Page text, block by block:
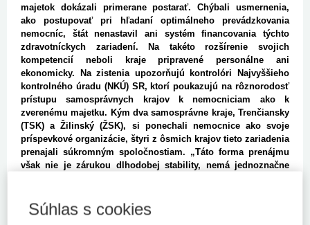
majetok dokázali primerane postarať. Chýbali usmernenia,
ako postupovať pri hľadaní optimálneho prevádzkovania
nemocníc, štát nenastavil ani systém financovania týchto
zdravotníckych zariadení. Na takéto rozšírenie svojich
kompetencií neboli kraje pripravené personálne ani
ekonomicky. Na zistenia upozorňujú kontrolóri Najvyššieho
kontrolného úradu (NKÚ) SR, ktorí poukazujú na rôznorodosť
prístupu samosprávnych krajov k nemocniciam ako k
zverenému majetku. Kým dva samosprávne kraje, Trenčiansky
(TSK) a Žilinský (ŽSK), si ponechali nemocnice ako svoje
príspevkové organizácie, štyri z ôsmich krajov tieto zariadenia
prenajali súkromným spoločnostiam. „Táto forma prenájmu
však nie je zárukou dlhodobej stability, nemá jednoznačne
Henrieta Crkoňová. Problémom je, že štát sa dlhé roky
nezaujímal o to, ako si samosprávne kraje plnia svoje
Súhlas s cookies